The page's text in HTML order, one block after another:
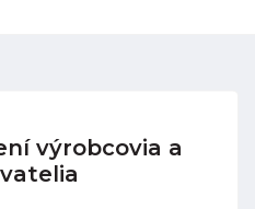
výrobcovia a